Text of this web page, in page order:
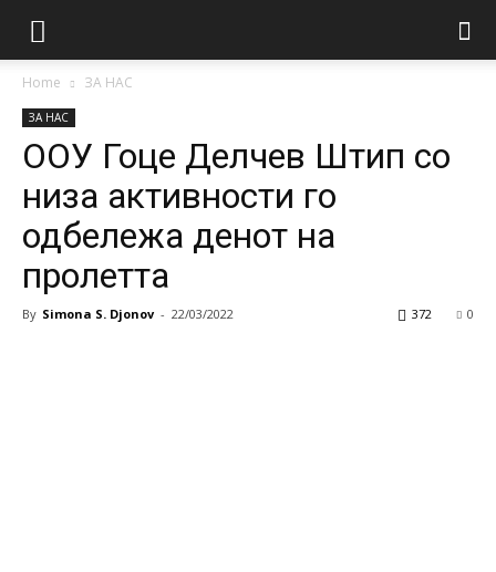
Home ЗА НАС
ЗА НАС
ООУ Гоце Делчев Штип со
низа активности го
одбележа денот на
пролетта
By Simona S. Djonov - 22/03/2022 0
372